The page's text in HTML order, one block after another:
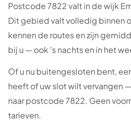
Postcode 7822 valt in de wijk
Dit gebied valt volledig binnen
kennen de routes en zijn
bij u — ook 's nachts en in het
Of u nu buitengesloten bent,
heeft of uw slot wilt vervangen
naar postcode 7822. Geen
tarieven.